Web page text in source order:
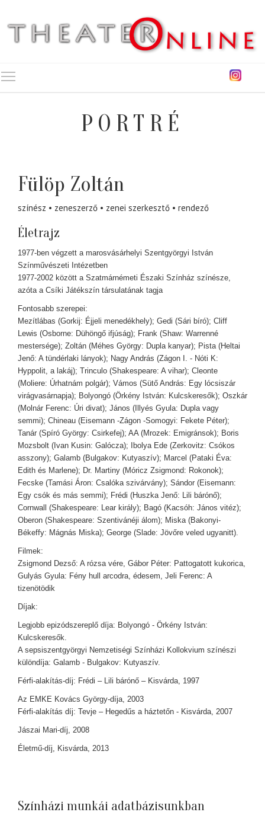
PORTRÉ
Fülöp Zoltán
színész zeneszerző zenei szerkesztő rendező
Életrajz
1977-ben végzett a marosvásárhelyi Szentgyörgyi István
Színművészeti Intézetben
1977-2002 között a Szatmárnémeti Északi Színház színésze,
azóta a Csíki Játékszín társulatának tagja
Fontosabb szerepei:
Mezítlábas (Gorkij: Éjjeli menedékhely); Gedi (Sári bíró); Cliff
Lewis (Osborne: Dühöngő ifjúság); Frank (Shaw: Warrenné
mestersége); Zoltán (Méhes György: Dupla kanyar); Pista (Heltai
Jenő: A tündérlaki lányok); Nagy András (Zágon I. - Nóti K:
Hyppolit, a lakáj); Trinculo (Shakespeare: A vihar); Cleonte
(Moliere: Úrhatnám polgár); Vámos (Sütő András: Egy lócsiszár
virágvasárnapja); Bolyongó (Örkény István: Kulcskeresők); Oszkár
(Molnár Ferenc: Úri divat); János (Illyés Gyula: Dupla vagy
semmi); Chineau (Eisemann -Zágon -Somogyi: Fekete Péter);
Tanár (Spíró György: Csirkefej); AA (Mrozek: Emigránsok); Boris
Mozsbolt (Ivan Kusin: Galócza); Ibolya Ede (Zerkovitz: Csókos
asszony); Galamb (Bulgakov: Kutyaszív); Marcel (Pataki Éva:
Edith és Marlene); Dr. Martiny (Móricz Zsigmond: Rokonok);
Fecske (Tamási Áron: Csalóka szivárvány); Sándor (Eisemann:
Egy csók és más semmi); Frédi (Huszka Jenő: Lili bárónő);
Cornwall (Shakespeare: Lear király); Bagó (Kacsóh: János vitéz);
Oberon (Shakespeare: Szentivánéji álom); Miska (Bakonyi-
Békeffy: Mágnás Miska); George (Slade: Jövőre veled ugyanitt).
Filmek:
Zsigmond Dezső: A rózsa vére, Gábor Péter: Pattogatott kukorica,
Gulyás Gyula: Fény hull arcodra, édesem, Jeli Ferenc: A
tizenötödik
Díjak:
Legjobb epizódszereplő díja: Bolyongó - Örkény István:
Kulcskeresők.
A sepsiszentgyörgyi Nemzetiségi Színházi Kollokvium színészi
különdíja: Galamb - Bulgakov: Kutyaszív.
Férfi-alakítás-díj: Frédi – Lili bárónő – Kisvárda, 1997
Az EMKE Kovács György-díja, 2003
Férfi-alakítás díj: Tevje – Hegedűs a háztetőn - Kisvárda, 2007
Jászai Mari-díj, 2008
Életmű-díj, Kisvárda, 2013
Színházi munkái adatbázisunkban